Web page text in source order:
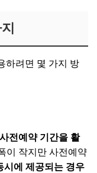
하려면 몇 가지 방
사전예약 기간을 활
이 작지만 사전예약
시에 제공되는 경우